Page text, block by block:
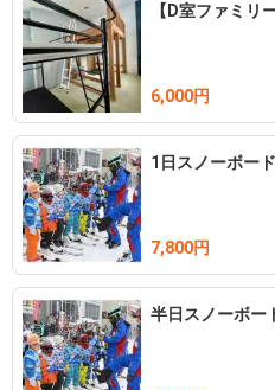
【D室ファミリ
6,000円
1日スノーボー
7,800円
半日スノーボー